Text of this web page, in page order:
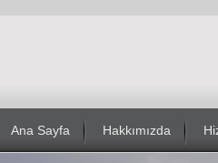
Ana Sayfa Hakkımızda